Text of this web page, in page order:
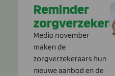
Reminder
Medio november
maken de
zorgverzekeraars hun
nieuwe aanbod en de